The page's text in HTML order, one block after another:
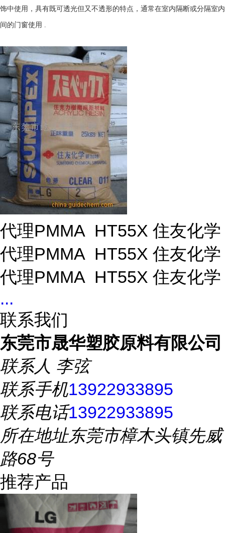
饰中使用，具有既可透光但又不透形的特点，通常在室内隔断或分隔室内
间的门窗使用 .
代理PMMA HT55X 住友化学
代理PMMA HT55X 住友化学
代理PMMA HT55X 住友化学
...
联系我们
东莞市晟华塑胶原料有限公司
联系人 李弦
联系手机13922933895
联系电话13922933895
所在地址东莞市樟木头镇先威
路68号
推荐产品